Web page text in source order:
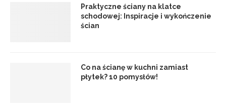
Praktyczne ściany na klatce
schodowej: Inspiracje i wykończenie
ścian
Co na ścianę w kuchni zamiast
płytek? 10 pomysłów!